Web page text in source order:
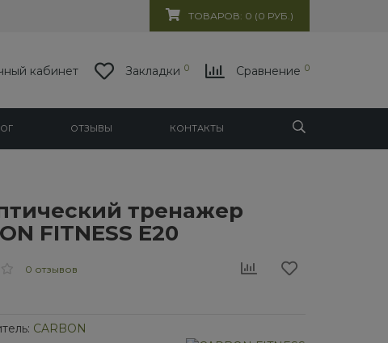
ТОВАРОВ: 0 (0 РУБ.)
кабинет Закладки 0 Сравнение 0
ОТЗЫВЫ КОНТАКТЫ
тренажер
FITNESS E20
0 отзывов
CARBON